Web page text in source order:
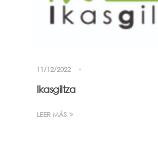
11/12/2022
Ikasgiltza
LEER MÁS